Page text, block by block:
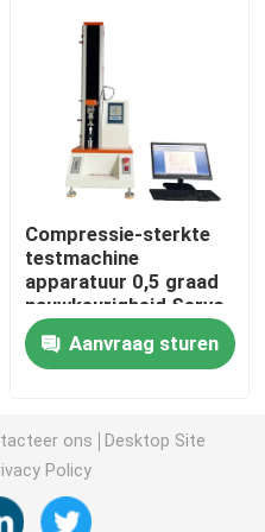
Compressie-sterkte
testmachine
apparatuur 0,5 graad
nauwkeurigheid Servo
Utm 2kn Max Load
Push-Type Spray Head
Nozzle
Aanvraag sturen
ons
Desktop Site
Policy